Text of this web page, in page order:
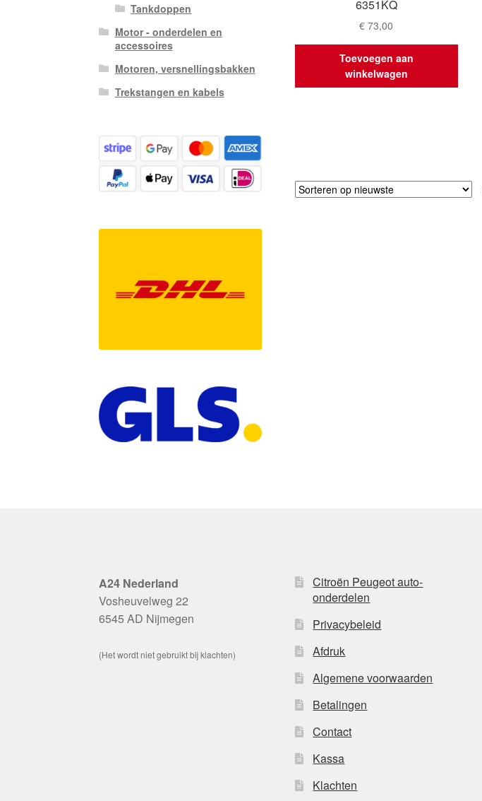
6351KQ
€ 73,00
Toevoegen aan
winkelwagen
Tankdoppen
Motor - onderdelen en
accessoires
Motoren, versnellingsbakken
Trekstangen en kabels
A24 Nederland
Vosheuvelweg 22
6545 AD Nijmegen
(Het wordt niet gebruikt bij klachten)
Citroën Peugeot auto-
onderdelen
Privacybeleid
Afdruk
Algemene voorwaarden
Betalingen
Contact
Kassa
Klachten